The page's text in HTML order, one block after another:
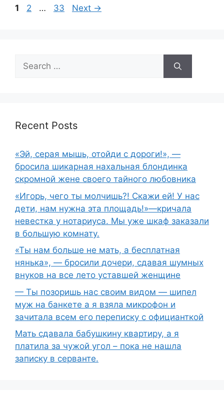
Page
1 Page
2 … Page
33 Next →
Search
for:
Recent Posts
«Эй, серая мышь, отойди с дороги!», —
бросила шикарная нахальная блондинка
скромной жене своего тайного любовника
«Игорь, чего ты молчишь?! Скажи ей! У нас
дети, нам нужна эта площадь!»—кричала
невестка у нотариуса. Мы уже шкаф заказали
в большую комнату.
«Ты нам больше не мать, а бесплатная
нянька», — бросили дочери, сдавая шумных
внуков на все лето уставшей женщине
— Ты позоришь нас своим видом — шипел
муж на банкете а я взяла микрофон и
зачитала всем его переписку с официанткой
Мать сдавала бабушкину квартиру, а я
платила за чужой угол – пока не нашла
записку в серванте.